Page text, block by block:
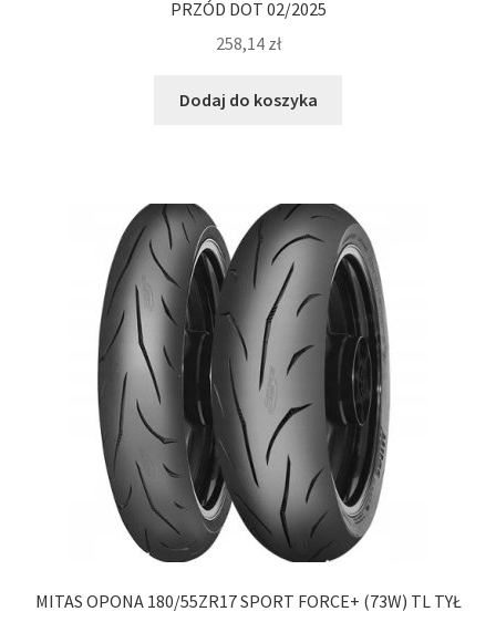
PRZÓD DOT 02/2025
258,14 zł
Dodaj do koszyka
MITAS OPONA 180/55ZR17 SPORT FORCE+ (73W) TL TYŁ